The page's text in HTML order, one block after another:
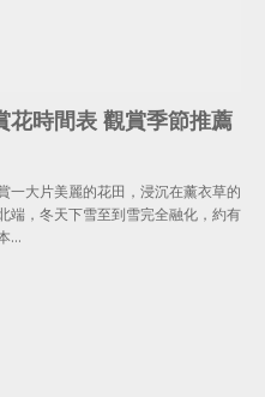
花時間表 觀賞季節推薦
一大片美麗的花田，浸沉在薰衣草的
端，冬天下雪至到雪完全融化，約有
…